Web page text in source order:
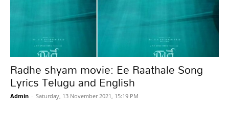
Radhe shyam movie: Ee Raathale Song
Lyrics Telugu and English
Admin - Saturday, 13 November 2021, 15:19 PM